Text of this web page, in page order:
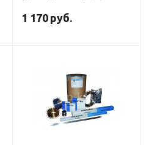
DRATEC
1 170 руб.